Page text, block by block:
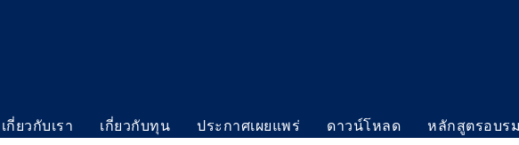
เกี่ยวกับเรา เกี่ยวกับทุน ประกาศเผยแพร่ ดาวน์โหลด หลักสูตรอบร